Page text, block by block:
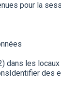
pour la
dans les